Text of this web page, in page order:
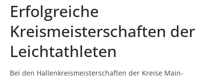
Erfolgreiche
Kreismeisterschaften der
Leichtathleten
Bei den Hallenkreismeisterschaften der Kreise Main-